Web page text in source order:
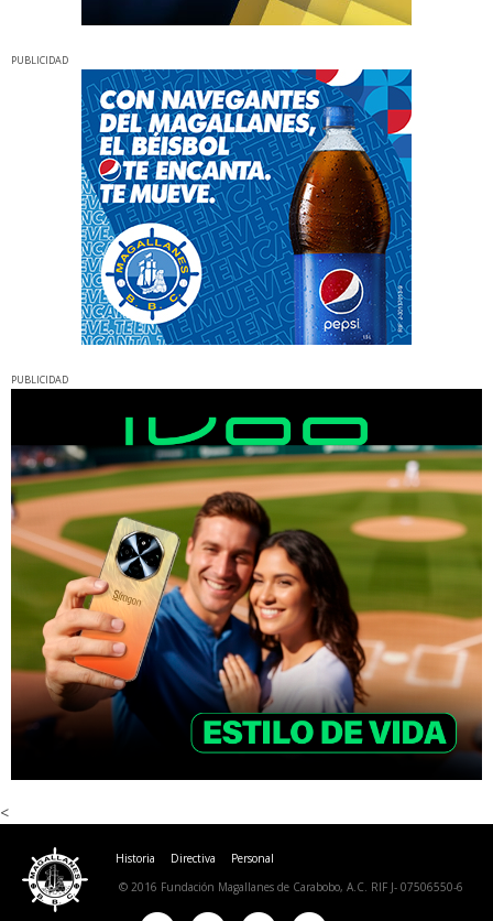
PUBLICIDAD
PUBLICIDAD
<
Historia Directiva
Personal
© 2016 Fundación Magallanes de Carabobo, A.C. RIF J- 07506550-6